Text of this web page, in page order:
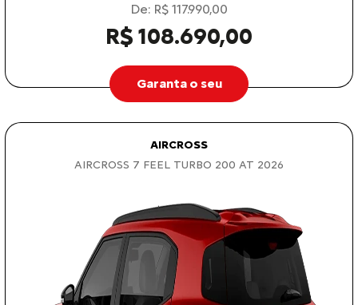
De: R$ 117.990,00
R$ 108.690,00
Garanta o seu
AIRCROSS
AIRCROSS 7 FEEL TURBO 200 AT 2026